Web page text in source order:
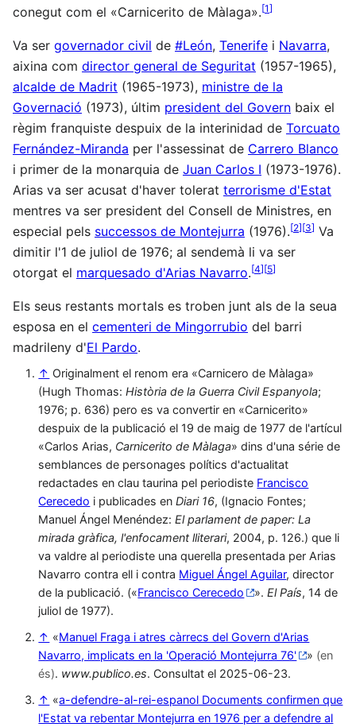
conegut com el «Carnicerito de Màlaga».[1]
Va ser governador civil de #León, Tenerife i Navarra,
aixina com director general de Seguritat (1957-1965),
alcalde de Madrit (1965-1973), ministre de la
Governació (1973), últim president del Govern baix el
règim franquiste despuix de la interinidad de Torcuato
Fernández-Miranda per l'assessinat de Carrero Blanco
i primer de la monarquia de Juan Carlos I (1973-1976).
Arias va ser acusat d'haver tolerat terrorisme d'Estat
mentres va ser president del Consell de Ministres, en
especial pels successos de Montejurra (1976).[2][3] Va
dimitir l'1 de juliol de 1976; al sendemà li va ser
otorgat el marquesado d'Arias Navarro.[4][5]
Els seus restants mortals es troben junt als de la seua
esposa en el cementeri de Mingorrubio del barri
madrileny d'El Pardo.
↑ Originalment el renom era «Carnicero de Màlaga»
(Hugh Thomas:Història de la Guerra Civil Espanyola;
1976; p. 636) pero es va convertir en «Carnicerito»
despuix de la publicació el 19 de maig de 1977 de l'artícul
«Carlos Arias, Carnicerito de Màlaga» dins d'una série de
semblances de personages polítics d'actualitat
redactades en clau taurina pel periodiste Francisco
Cerecedo i publicades enDiari 16, (Ignacio Fontes;
Manuel Ángel Menéndez:El parlament de paper: La
mirada gràfica, l'enfocament lliterari, 2004, p. 126.) que li
va valdre al periodiste una querella presentada per Arias
Navarro contra ell i contra Miguel Ángel Aguilar, director
de la publicació. («Francisco Cerecedo ».El País, 14 de
juliol de 1977).
↑ «Manuel Fraga i atres càrrecs del Govern d'Arias
Navarro, implicats en la 'Operació Montejurra 76'
» (en
és). www.publico.es. Consultat el 2025-06-23.
↑ «a-defendre-al-rei-espanol Documents confirmen que
l'Estat va rebentar Montejurra en 1976 per a defendre al